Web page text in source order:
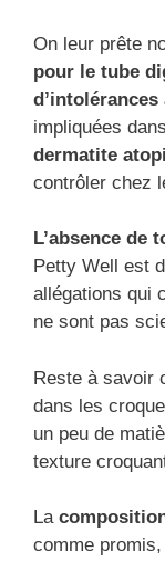
On leur prête
pour le tube
impliquées
dermatite
contrôler chez
L’absence de
Petty Well est
allégations qui
ne sont pas
Reste à savoir
dans les
un peu de
texture
La
comme